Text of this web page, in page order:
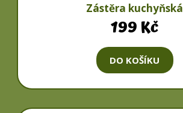
Zástěra kuchyňská
199Kč
DO KOŠÍKU